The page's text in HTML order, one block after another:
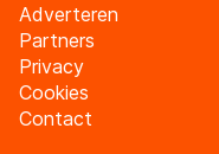
Adverteren
Partners
Privacy
Cookies
Contact